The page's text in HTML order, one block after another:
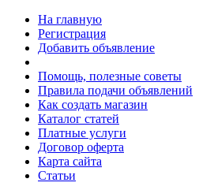
На главную
Регистрация
Добавить объявление
Помощь, полезные советы
Правила подачи объявлений
Как создать магазин
Каталог статей
Платные услуги
Договор оферта
Карта сайта
Статьи